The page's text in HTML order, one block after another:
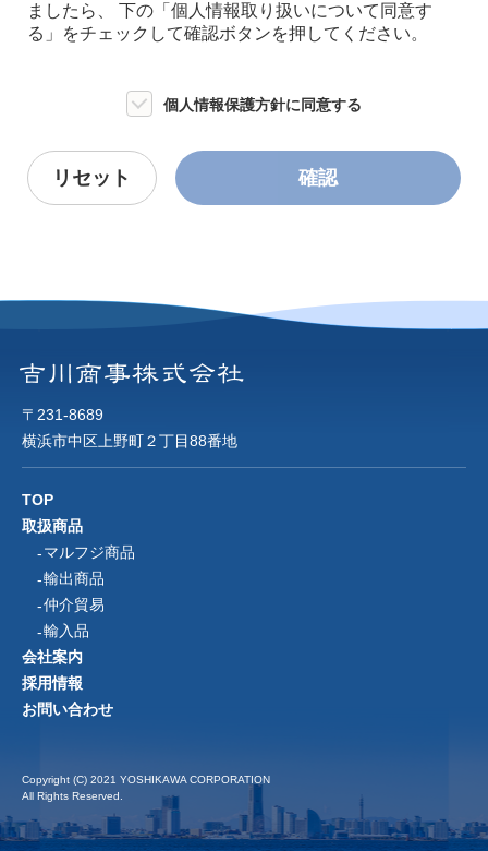
施し個人情報の厳重な管理を行ないます。
3、第三者提供
ことはしません。
①法令に基づく場合
らの同意を得ることが難しい場合
③公衆衛生の向上、児童の健全な育成のために必要で、本
意を得ることで事務遂行に影響が生じる可能性がある場合
ュリティに万全の対策を講じています。
5、ご本人の照会
個人情報について、照会・修正・削除などをご希望される
当社は、保有する個人情報に関して適用される日本の法
令、その他規範を遵守するとともに、本ポリシーの内容を
適宜見直し、その改善に努めます。
7、お問い合わせ
個人情報の取り扱いに関するお問い合わせは、下記までご
連絡ください。
吉川商事株式会社
ましたら、
下の「個人情報取り扱いについて同意す
る」をチェックして確認ボタンを押してください。
個人情報保護方針に同意する
〒231-8689
横浜市中区上野町２丁目88番地
TOP
取扱商品
マルフジ商品
輸出商品
仲介貿易
輸入品
会社案内
採用情報
お問い合わせ
Copyright (C) 2021 YOSHIKAWA CORPORATION
All Rights Reserved.